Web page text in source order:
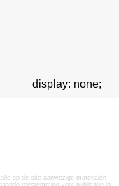
display: none;
op de site aanwezige materialen
toestemming voor publicatie in